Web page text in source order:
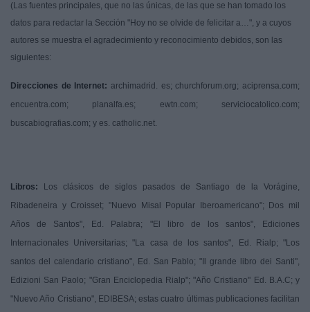
(Las fuentes principales, que no las únicas, de las que se han tomado los
datos para redactar la Sección "Hoy no se olvide de felicitar a…", y a cuyos
autores se muestra el agradecimiento y reconocimiento debidos, son las
siguientes:
Direcciones de Internet: archimadrid. es; churchforum.org; aciprensa.com;
encuentra.com; planalfa.es; ewtn.com; serviciocatolico.com;
buscabiografias.com; y es. catholic.net.
Libros: Los clásicos de siglos pasados de Santiago de la Vorágine,
Ribadeneira y Croisset; "Nuevo Misal Popular Iberoamericano"; Dos mil
Años de Santos", Ed. Palabra; "El libro de los santos", Ediciones
Internacionales Universitarias; "La casa de los santos", Ed. Rialp; "Los
santos del calendario cristiano", Ed. San Pablo; "Il grande libro dei Santi",
Edizioni San Paolo; "Gran Enciclopedia Rialp"; "Año Cristiano" Ed. B.A.C; y
"Nuevo Año Cristiano", EDIBESA; estas cuatro últimas publicaciones facilitan